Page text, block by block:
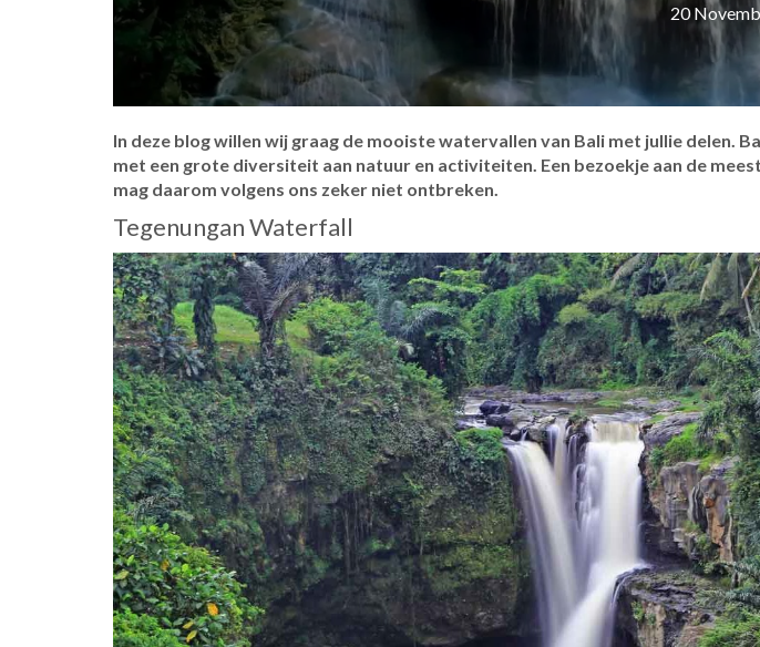
20
In deze blog willen wij graag de mooiste watervallen van Bali met jullie delen.
met een grote diversiteit aan natuur en activiteiten. Een bezoekje aan de
mag daarom volgens ons zeker niet ontbreken.
Tegenungan Waterfall